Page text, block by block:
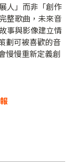
人」而非「創作
整歌曲，未來音
事與影像建立情
劃可被喜歡的音
慢慢重新定義創